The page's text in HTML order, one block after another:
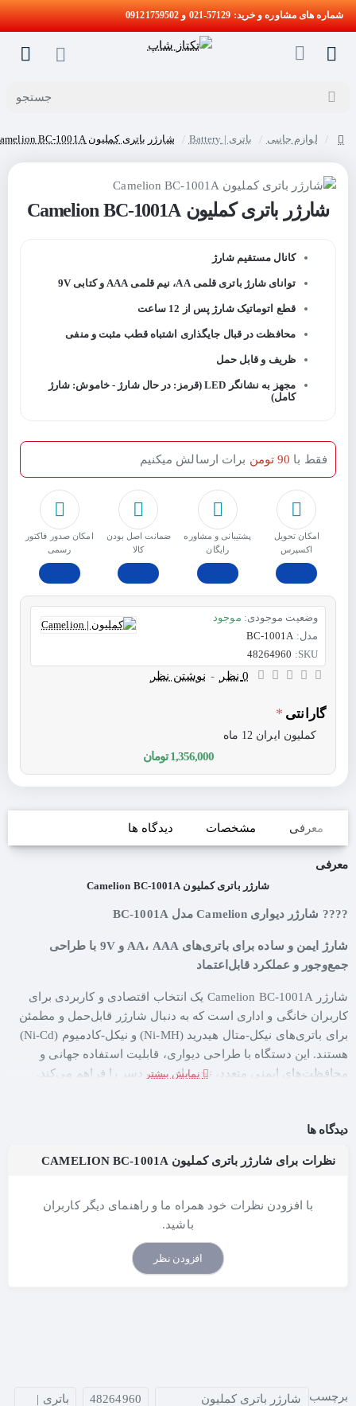
شماره های مشاوره و خرید: 57129-021 و 09121759502
جستجو
لوازم جانبی باتری | Battery شارژر باتری کملیون Camelion BC-1001A
شارژر باتری کملیون Camelion BC-1001A
کانال مستقیم شارژ
توانای شارژ باتری قلمی AA، نیم قلمی AAA و کتابی 9V
قطع اتوماتیک شارژ پس از 12 ساعت
محافظت در قبال جایگذاری اشتباه قطب مثبت و منفی
ظریف و قابل حمل
مجهز به نشانگر LED (قرمز: در حال شارژ - خاموش: شارژ
کامل)
امکان تحویل
اکسپرس
پشتیبانی و مشاوره
رایگان
ﺿﻤﺎﻧﺖ اﺻﻞ ﺑﻮدن
ﮐﺎﻟﺎ
امکان صدور فاکتور
رسمی
فقط با 90 تومن برات ارسالش میکنیم
وضعیت موجودی: موجود
مدل: BC-1001A
SKU:
48264960
0 نظر - نوشتن نظر
گارانتی
کملیون ایران 12 ماه
1,356,000 تومان
معرفی مشخصات دیدگاه ها
معرفی
شارژر باتری کملیون Camelion BC-1001A
???? شارژر دیواری Camelion مدل BC-1001A
شارژ ایمن و ساده برای باتری‌های AA، AAA و 9V با طراحی
جمع‌وجور و عملکرد قابل‌اعتماد
شارژر Camelion BC-1001A یک انتخاب اقتصادی و کاربردی برای
کاربران خانگی و اداری است که به دنبال شارژر قابل‌حمل و مطمئن
برای باتری‌های نیکل-متال هیدرید (Ni-MH) و نیکل-کادمیوم (Ni-Cd)
هستند. این دستگاه با طراحی دیواری، قابلیت استفاده جهانی و
محافظت‌های ایمنی متعدد، تجربه‌ای بی‌دردسر را فراهم می‌کند.
قابلیت شارژ ۱ تا ۲ عدد باتری
۳ کانال شارژ مستقل
برای کنترل دقیق و جلوگیری از شارژ
چراغ‌های LED قرمز
برای نمایش وضعیت شارژ (خاموش شدن
قابلیت استفاده جهانی
دیدگاه ها
نظرات برای شارژر باتری کملیون CAMELION BC-1001A
با افزودن نظرات خود همراه ما و راهنمای دیگر کاربران
باشید.
افزودن نظر
برچسب
شارژر باتری کملیون
48264960
باتری |